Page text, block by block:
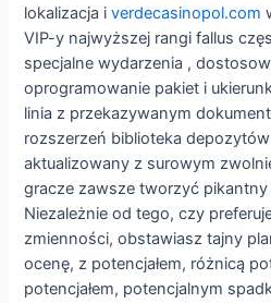
lokalizacja iverdecasinopol.com
VIP-y najwyższej rangi fallus
specjalne wydarzenia ,
oprogramowanie pakiet i
linia z przekazywanym
rozszerzeń biblioteka
aktualizowany z surowym
gracze zawsze tworzyć
Niezależnie od tego, czy
zmienności, obstawiasz tajny
ocenę, z potencjałem, różnicą
potencjałem, potencjalnym